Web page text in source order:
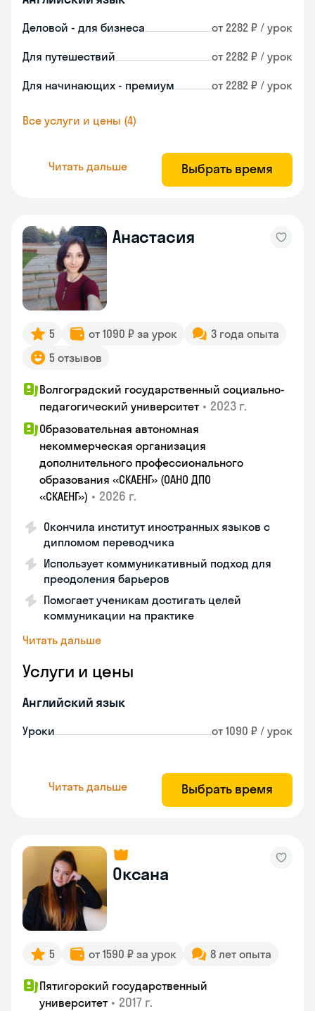
Деловой - для бизнеса от 2282 ₽ / урок
Для путешествий от 2282 ₽ / урок
Для начинающих - премиум от 2282 ₽ / урок
Все услуги и цены (4)
Читать дальше Выбрать время
Анастасия
5 от 1090 ₽ за урок
3 года опыта
5 отзывов
Волгоградский государственный социально-
педагогический университет • 2023 г.
Образовательная автономная
некоммерческая организация
дополнительного профессионального
образования «СКАЕНГ» (ОАНО ДПО
«СКАЕНГ») • 2026 г.
Окончила институт иностранных языков с
дипломом переводчика
Использует коммуникативный подход для
преодоления барьеров
Помогает ученикам достигать целей
коммуникации на практике
Читать дальше
Услуги и цены
Английский язык
Уроки от 1090 ₽ / урок
Читать дальше Выбрать время
Оксана
5 от 1590 ₽ за урок 8 лет опыта
Пятигорский государственный
университет • 2017 г.